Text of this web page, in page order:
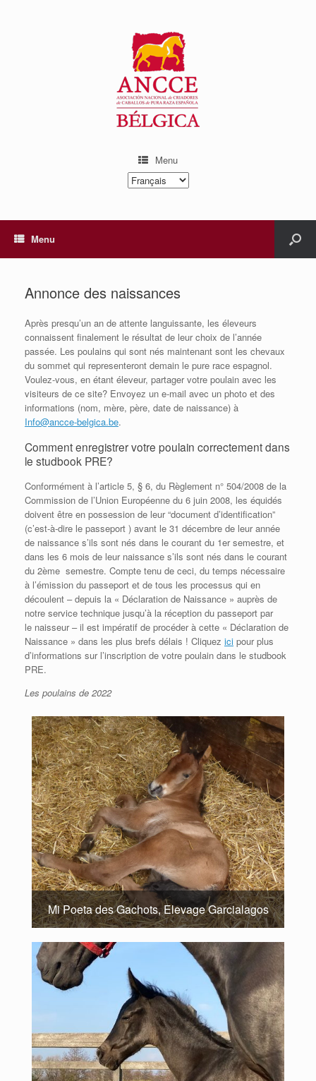
Menu
Choisir
une
Menu
Annonce des naissances
Après presqu’un an de attente languissante, les éleveurs
connaissent finalement le résultat de leur choix de l’année
passée. Les poulains qui sont nés maintenant sont les chevaux
du sommet qui representeront demain le pure race espagnol.
Voulez-vous, en étant éleveur, partager votre poulain avec les
visiteurs de ce site? Envoyez un e-mail avec un photo et des
informations (nom, mère, père, date de naissance) à
Info@ancce-belgica.be.
Comment enregistrervotre poulain correctement dans
le studbook PRE?
Conformément à l’article 5, § 6, du Règlement n° 504/2008 de la
Commission de l’Union Européenne du 6 juin 2008, les équidés
doivent être en possession de leur “document d’identification”
(c’est-à-dire le passeport ) avant le 31 décembre de leur année
de naissance s’ils sont nés dans le courant du 1er semestre, et
dans les 6 mois de leur naissance s’ils sont nés dans le courant
du 2ème semestre. Compte tenu de ceci, du temps nécessaire
à l’émission du passeport et de tous les processus qui en
découlent – depuis la « Déclaration de Naissance » auprès de
notre service technique jusqu’à la réception du passeport par
le naisseur – il est impératif de procéder à cette « Déclaration de
Naissance » dans les plus brefs délais ! Cliquez ici pour plus
d’informations sur l’inscription de votre poulain dans le studbook
PRE.
Les poulains de 2022
Mi Poeta des Gachots, Elevage Garcialagos